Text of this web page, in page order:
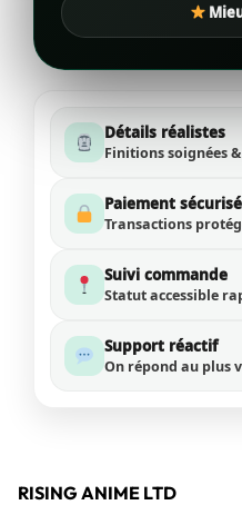
Détails réalistes
Finitions soignées
Paiement sécurisé
Transactions
Suivi commande
Statut accessible
Support réactif
On répond au plus
RISING ANIME LTD